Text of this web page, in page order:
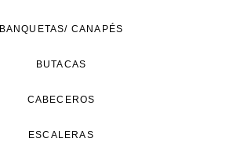
BANQUETAS/ CANAPÉS
BUTACAS
CABECEROS
ESCALERAS